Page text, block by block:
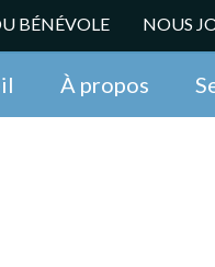
BÉNÉVOLE NOUS
À propos